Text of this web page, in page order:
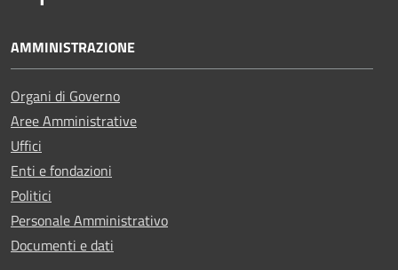
AMMINISTRAZIONE
Organi di Governo
Aree Amministrative
Uffici
Enti e fondazioni
Politici
Personale Amministrativo
Documenti e dati